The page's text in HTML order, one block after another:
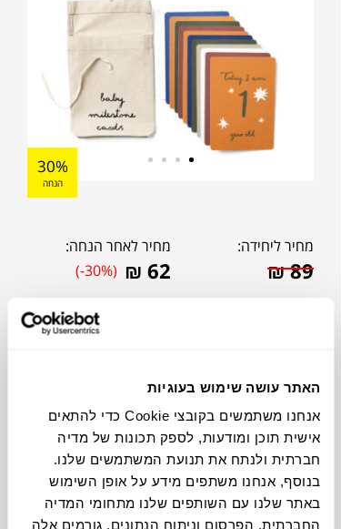
האתר עושה שימוש בעוגיות
אנחנו משתמשים בקובצי Cookie כדי להתאים
אישית תוכן ומודעות, לספק תכונות של מדיה
חברתית ולנתח את תנועת המשתמשים שלנו.
בנוסף, אנחנו משתפים מידע על אופן השימוש
באתר שלנו עם השותפים שלנו מתחומי המדיה
החברתית, הפרסום וניתוח הנתונים. גורמים אלה
30%
הנחה
מחיר ליחידה:
₪89
מחיר לאחר הנחה:
₪ 62
(-30%)